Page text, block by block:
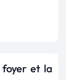
et la